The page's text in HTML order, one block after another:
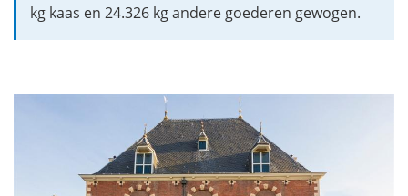
kg kaas en 24.326 kg andere goederen gewogen.